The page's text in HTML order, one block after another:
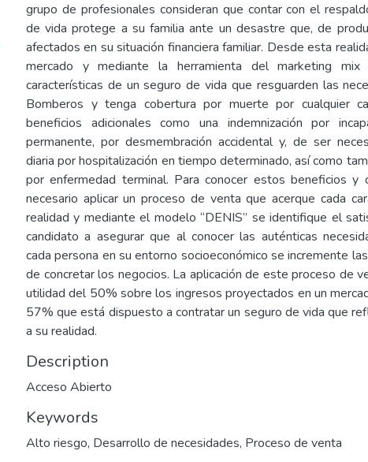
grupo de profesionales consideran que contar con el
de vida protege a su familia ante un desastre que, de
afectados en su situación financiera familiar. Desde esta
mercado y mediante la herramienta del marketing
características de un seguro de vida que resguarden las
Bomberos y tenga cobertura por muerte por cualquier
beneficios adicionales como una indemnización por
permanente, por desmembración accidental y, de ser
diaria por hospitalización en tiempo determinado, así como
por enfermedad terminal. Para conocer estos beneficios y
necesario aplicar un proceso de venta que acerque cada
realidad y mediante el modelo “DENIS” se identifique el
candidato a asegurar que al conocer las auténticas
cada persona en su entorno socioeconómico se incremente
de concretar los negocios. La aplicación de este proceso de
utilidad del 50% sobre los ingresos proyectados en un
57% que está dispuesto a contratar un seguro de vida que
a su realidad.
Description
Acceso Abierto
Keywords
Alto riesgo, Desarrollo de necesidades, Proceso de venta